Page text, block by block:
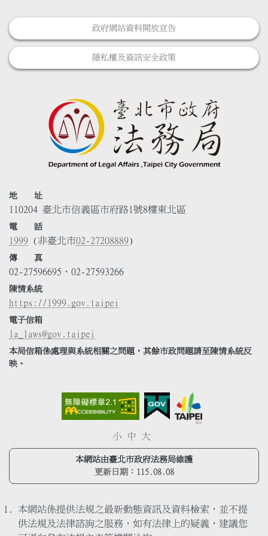
政府網站資料開放宣告
隱私權及資訊安全政策
地 址
110204 臺北市信義區市府路1號8樓東北區
電 話
1999 (非臺北市02-27208889)
傳 真
02-27596695、02-27593266
陳情系統
https://1999.gov.taipei
電子信箱
la_laws@gov.taipei
本局信箱係處理與系統相關之問題，其餘市政問題請至陳情系統反
映。
小 中 大
本網站由臺北市政府法務局維護
更新日期： 115.08.08
本網站係提供法規之最新動態資訊及資料檢索，並不提
供法規及法律諮詢之服務，如有法律上的疑義，建議您